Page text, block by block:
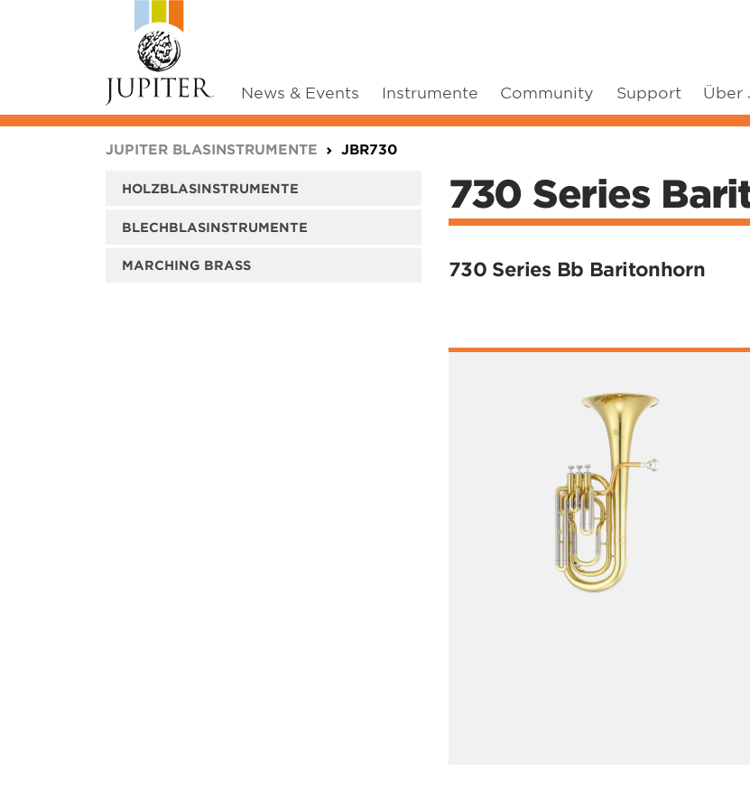
News & Events Instrumente Community Support Über
JUPITER BLASINSTRUMENTE JBR730
HOLZBLASINSTRUMENTE
BLECHBLASINSTRUMENTE
MARCHING BRASS
730 Series
730 Series Bb Baritonhorn